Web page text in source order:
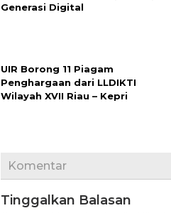
Generasi Digital
UIR Borong 11 Piagam
Penghargaan dari LLDIKTI
Wilayah XVII Riau – Kepri
Komentar
Tinggalkan Balasan